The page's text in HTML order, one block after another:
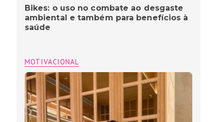
Bikes: o uso no combate ao desgaste
ambiental e também para benefícios à
saúde
MOTIVACIONAL